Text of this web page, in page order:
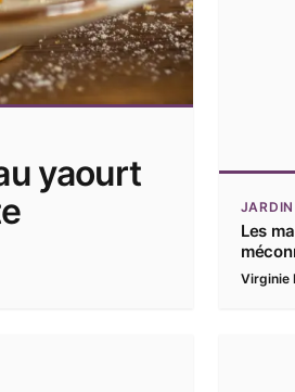
yaourt
JARDIN
Les
Virginie